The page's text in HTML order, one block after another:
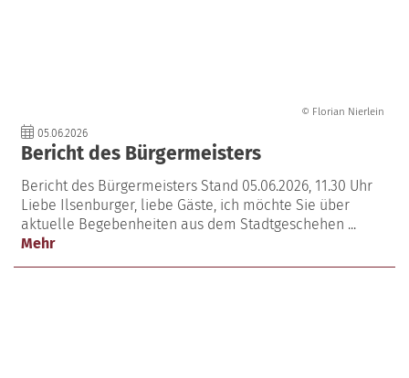
© Florian Nierlein
05.06.2026
Bericht des Bürgermeisters
Bericht des Bürgermeisters Stand 05.06.2026, 11.30 Uhr
Liebe Ilsenburger, liebe Gäste, ich möchte Sie über
aktuelle Begebenheiten aus dem Stadtgeschehen ...
Mehr